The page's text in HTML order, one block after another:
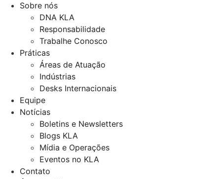
Sobre nós
DNA KLA
Responsabilidade
Trabalhe Conosco
Práticas
Áreas de Atuação
Indústrias
Desks Internacionais
Equipe
Notícias
Boletins e Newsletters
Blogs KLA
Mídia e Operações
Eventos no KLA
Contato